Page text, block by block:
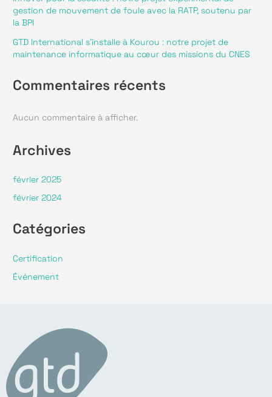
Politique de confidentialité Mentions légales
gestion de mouvement de foule avec la RATP, soutenu par
la BPI
GTD International s’installe à Kourou : notre projet de
maintenance informatique au cœur des missions du CNES
Commentaires récents
Aucun commentaire à afficher.
Archives
février 2025
février 2024
Catégories
Certification
Événement